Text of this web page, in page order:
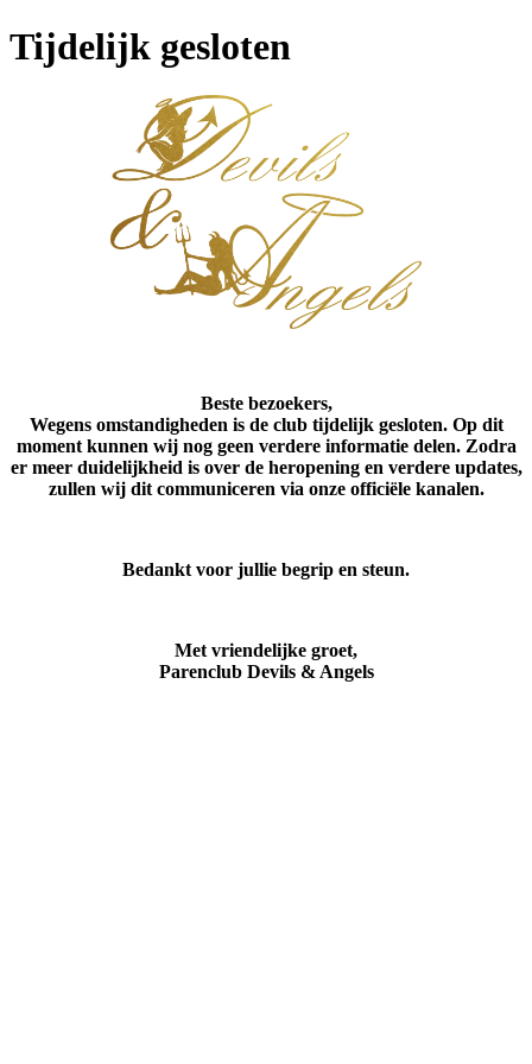
Tijdelijk gesloten
Beste bezoekers,
Wegens omstandigheden is de club tijdelijk gesloten. Op dit
moment kunnen wij nog geen verdere informatie delen. Zodra
er meer duidelijkheid is over de heropening en verdere updates,
zullen wij dit communiceren via onze officiële kanalen.
Bedankt voor jullie begrip en steun.
Met vriendelijke groet,
Parenclub Devils & Angels